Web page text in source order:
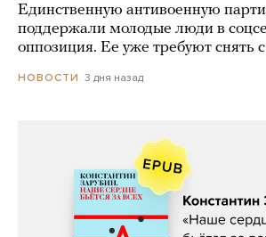
Единственную антивоенную
поддержали молодые люди в
оппозиция. Ее уже требуют снять
НОВОСТИ 3 дня назад